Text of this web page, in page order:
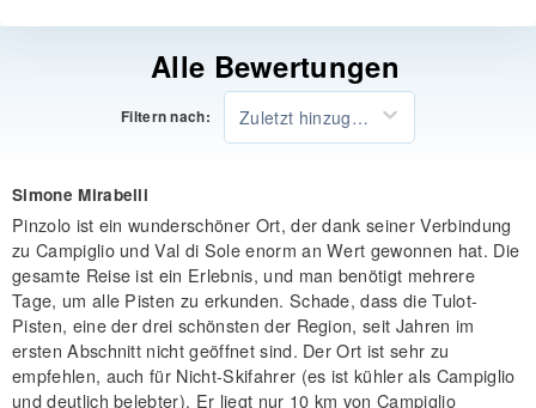
Alle Bewertungen
Filtern nach: Zuletzt hinzugefügt
Simone Mirabelli
Pinzolo ist ein wunderschöner Ort, der dank seiner Verbindung
zu Campiglio und Val di Sole enorm an Wert gewonnen hat. Die
gesamte Reise ist ein Erlebnis, und man benötigt mehrere
Tage, um alle Pisten zu erkunden. Schade, dass die Tulot-
Pisten, eine der drei schönsten der Region, seit Jahren im
ersten Abschnitt nicht geöffnet sind. Der Ort ist sehr zu
empfehlen, auch für Nicht-Skifahrer (es ist kühler als Campiglio
und deutlich belebter). Er liegt nur 10 km von Campiglio